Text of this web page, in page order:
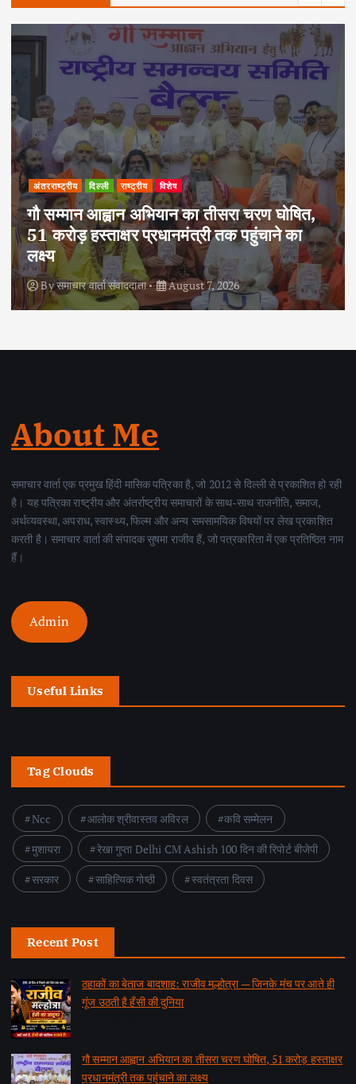
अपराध दिल्ली राष्ट्रीय
दोहरे हत्याकांड का वांछित आरोपी क्राइम ब्रांच
हत्थे चढ़ा, नौ आपराधिक मामलों में रहा है शामिल
Byसमाचार वार्ता संवाददाता August 6, 2026
About Me
समाचार वार्ता एक प्रमुख हिंदी मासिक पत्रिका है, जो 2012 से दिल्ली से प्रकाशित हो रही
है। यह पत्रिका राष्ट्रीय और अंतर्राष्ट्रीय समाचारों के साथ-साथ राजनीति, समाज,
अर्थव्यवस्था, अपराध, स्वास्थ्य, फिल्म और अन्य समसामयिक विषयों पर लेख प्रकाशित
करती है। समाचार वार्ता की संपादक सुषमा राजीव हैं, जो पत्रकारिता में एक प्रतिष्ठित नाम
हैं।
Admin
Useful Links
Tag Clouds
Ncc आलोक श्रीवास्तव अविरल
कवि सम्मेलन
मुशायरा
रेखा गुप्ता Delhi CM Ashish 100 दिन की रिपोर्ट बीजेपी
सरकार
साहित्यिक गोष्ठी स्वतंत्रता दिवस
Recent Post
ठहाकों का बेताज बादशाह: राजीव मल्होत्रा — जिनके मंच पर आते ही
गूंज उठती है हँसी की दुनिया
गौ सम्मान आह्वान अभियान का तीसरा चरण घोषित, 51 करोड़ हस्ताक्षर
प्रधानमंत्री तक पहुंचाने का लक्ष्य